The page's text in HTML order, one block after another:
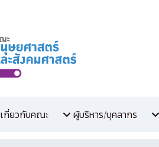
เกี่ยวกับคณะ ผู้บริหาร/บุคลากร